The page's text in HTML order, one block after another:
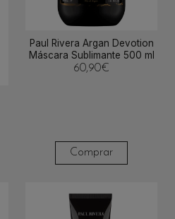
Paul Rivera Argan Devotion
Máscara Sublimante 500 ml
60,90€
Comprar